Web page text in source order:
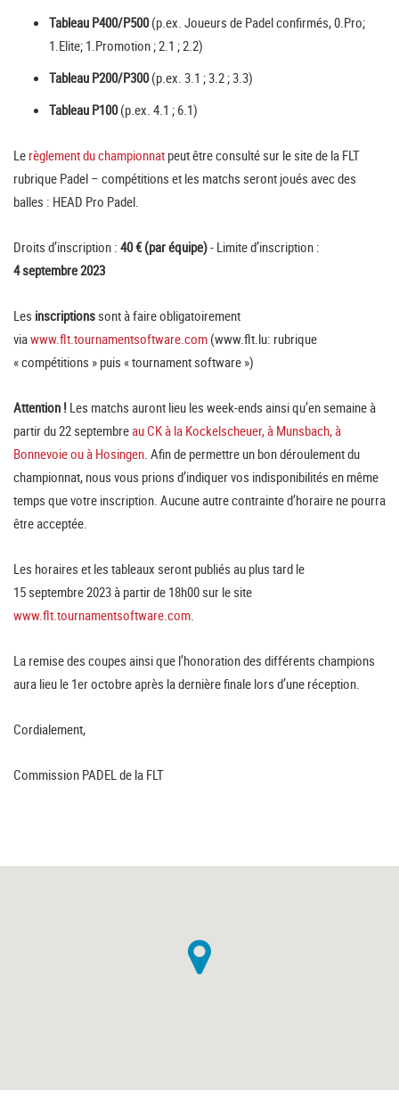
Tableau P400/P500(p.ex. Joueurs de Padel confirmés, 0.Pro;
1.Elite; 1.Promotion ; 2.1 ; 2.2)
Tableau P200/P300(p.ex. 3.1 ; 3.2 ; 3.3)
Tableau P100(p.ex. 4.1 ; 6.1)
Le règlement du championnat peut être consulté sur le site de la FLT
rubrique Padel – compétitions et les matchs seront joués avec des
balles : HEAD Pro Padel.
Droits d’inscription : 40 € (par équipe)- Limite d’inscription :
4 septembre 2023
Les inscriptionssont à faire obligatoirement
viawww.flt.tournamentsoftware.com (www.flt.lu: rubrique
« compétitions » puis « tournament software »)
Attention ! Les matchs auront lieu les week-ends ainsi qu’en semaine à
partir du 22 septembreau CK à la Kockelscheuer, à Munsbach, à
Bonnevoie ou à Hosingen. Afin de permettre un bon déroulement du
championnat, nous vous prions d’indiquer vos indisponibilités en même
temps que votre inscription. Aucune autre contrainte d’horaire ne pourra
être acceptée.
Les horaires et les tableaux seront publiés au plus tard le
15 septembre 2023 à partir de 18h00 sur le site
www.flt.tournamentsoftware.com.
La remise des coupes ainsi que l’honoration des différents champions
aura lieu le 1er octobre après la dernière finale lors d’une réception.
Cordialement,
Commission PADEL de la FLT